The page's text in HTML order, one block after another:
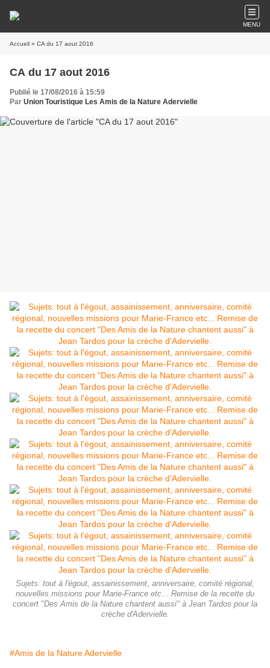
MENU
Accueil » CA du 17 aout 2016
CA du 17 aout 2016
Publié le 17/08/2016 à 15:59
Par Union Touristique Les Amis de la Nature Adervielle
Sujets: tout à l'égout, assainissement, anniversaire, comité régional,
nouvelles missions pour Marie-France etc... Remise de la recette du
concert "Des Amis de la Nature chantent aussi" à Jean Tardos pour la
crèche d'Adervielle.
#Amis de la Nature Adervielle